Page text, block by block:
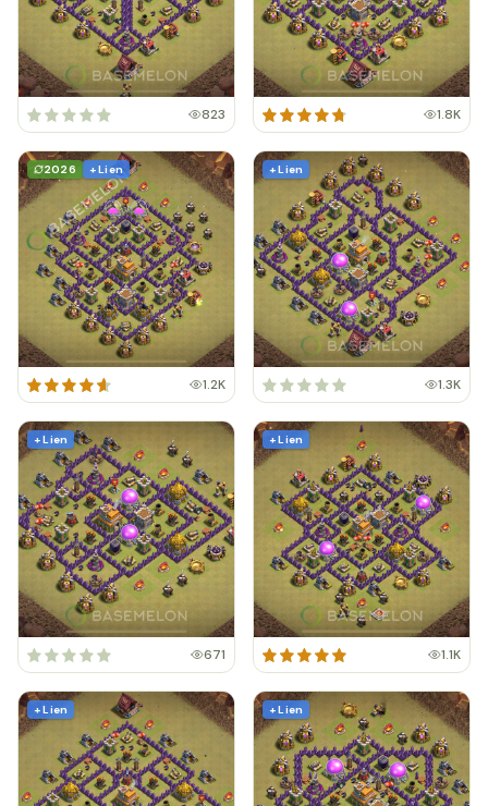
823 1.8K
2026 + Lien
1.2K
+ Lien
1.3K
+ Lien
671
+ Lien
1.1K
+ Lien + Lien